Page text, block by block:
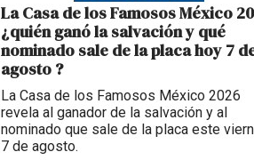
La Casa de los Famosos México
¿quién ganó la salvación y qué
nominado sale de la placa hoy 7
agosto ?
La Casa de los Famosos México 2026
revela al ganador de la salvación y al
nominado que sale de la placa este
7 de agosto.